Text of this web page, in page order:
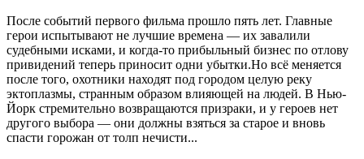
После событий первого фильма прошло пять лет. Главные
герои испытывают не лучшие времена — их завалили
судебными исками, и когда-то прибыльный бизнес по отлову
привидений теперь приносит одни убытки.Но всё меняется
после того, охотники находят под городом целую реку
эктоплазмы, странным образом влияющей на людей. В Нью-
Йорк стремительно возвращаются призраки, и у героев нет
другого выбора — они должны взяться за старое и вновь
спасти горожан от толп нечисти...